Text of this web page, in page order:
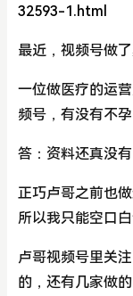
32593-1.html
最近，视频号做了
一位做医疗的运
频号，有没有不
答：资料还真没
正巧卢哥之前也
所以我只能空口白
卢哥视频号里关
的，还有几家做